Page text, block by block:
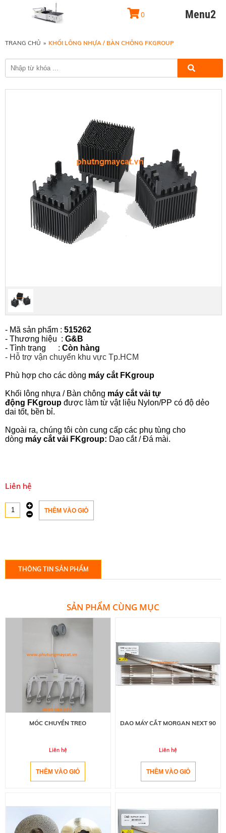
0 Menu2
TRANG CHỦ » KHỐI LÔNG NHỰA / BÀN CHÔNG FKGROUP
- Mã sản phẩm : 515262
- Thương hiệu : G&B
- Tình trạng : Còn hàng
- Hỗ trợ vận chuyển khu vực Tp.HCM
Phù hợp cho các dòng máy cắt FKgroup
Khối lông nhựa / Bàn chông máy cắt vải tự
động FKgroup được làm từ vật liệu Nylon/PP có độ dẻo
dai tốt, bền bỉ.
Ngoài ra, chúng tôi còn cung cấp các phụ tùng cho
dòng máy cắt vải FKgroup: Dao cắt / Đá mài.
Liên hệ
THÔNG TIN SẢN PHẨM
SẢN PHẨM CÙNG MỤC
MÓC CHUYỀN TREO
Liên hệ
DAO MÁY CẮT MORGAN NEXT 90
Liên hệ